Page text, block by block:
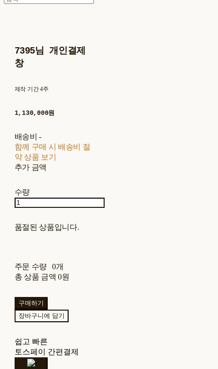
7395님 개인결제
창
제작 기간 4주
1,130,000원
배송비-
함께 구매 시 배송비 절
약 상품 보기
추가 금액
수량
품절된 상품입니다.
주문 수량
0개
총 상품 금액 0원
구매하기
장바구니에 담기
쉽고 빠른
토스페이 간편결제